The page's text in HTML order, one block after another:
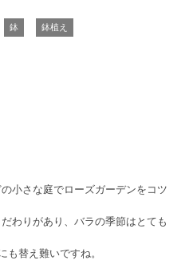
鉢 鉢植え
小さな庭でローズガーデンをコツ
わりがあり、バラの季節はとても
も替え難いですね。